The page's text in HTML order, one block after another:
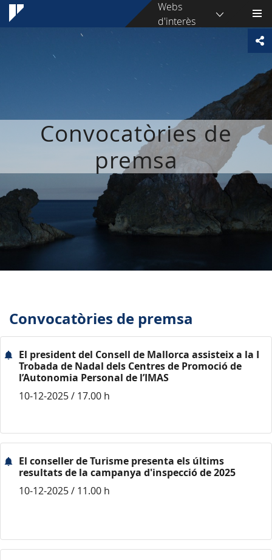
Webs
d'interès
Convocatòries de
premsa
Convocatòries de premsa
El president del Consell de Mallorca assisteix a la I
Trobada de Nadal dels Centres de Promoció de
l’Autonomia Personal de l’IMAS
10-12-2025 / 17.00 h
El conseller de Turisme presenta els últims
resultats de la campanya d'inspecció de 2025
10-12-2025 / 11.00 h